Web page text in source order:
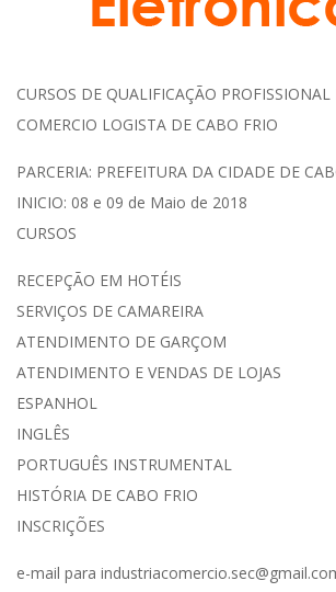
T
E
CURSOS DE QUALIFICAÇÃO
COMERCIO LOGISTA DE CABO FRIO
PARCERIA: PREFEITURA DA CIDADE DE
INICIO: 08 e 09 de Maio de 2018
CURSOS
RECEPÇÃO EM HOTÉIS
SERVIÇOS DE CAMAREIRA
ATENDIMENTO DE GARÇOM
ATENDIMENTO E VENDAS DE LOJAS
ESPANHOL
INGLÊS
PORTUGUÊS INSTRUMENTAL
HISTÓRIA DE CABO FRIO
INSCRIÇÕES
e-mail para